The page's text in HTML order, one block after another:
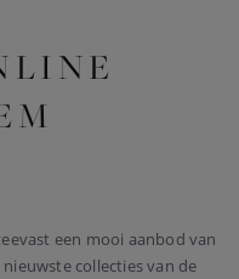
een mooi aanbod van
nieuwste collecties van de